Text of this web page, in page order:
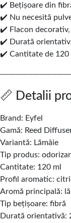
✔️ Bețișoare din
✔️ Nu necesită
✔️ Flacon
✔️ Durată
✔️ Cantitate de 120
📏 Detalii
Brand: Eyfel
Gamă: Reed
Variantă: Lămâie
Tip produs:
Cantitate: 120 ml
Profil aromatic:
Aromă principală:
Tip bețișoare: fibră
Durată orientativă: